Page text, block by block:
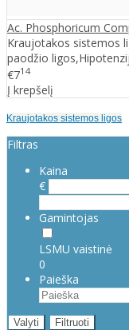
Ac. Phosphoricum
Kraujotakos sistemos
paodžio
€714
Į krepšelį
Kraujotakos sistemos ligos
Filtras
Kaina
€
Gamintojas
LSMU vaistinė
0
Paieška
Valyti Filtruoti